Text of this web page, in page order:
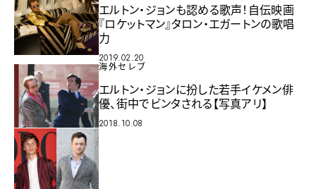
エルトン・ジョンも認める歌声！自伝映画
『ロケットマン』タロン・エガートンの歌唱
力
2019.02.20
海外セレブ
エルトン・ジョンに扮した若手イケメン俳
優、街中でビンタされる【写真アリ】
2018.10.08